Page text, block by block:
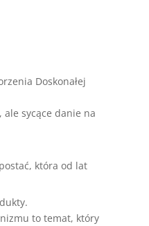
Doskonałej
ale sycące danie na
która od lat
to temat, który